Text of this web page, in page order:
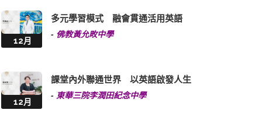
12月
多元學習模式 融會貫通活用英語
- 佛教黃允畋中學
12月
課堂內外聯通世界 以英語啟發人生
- 東華三院李潤田紀念中學